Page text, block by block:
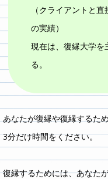
（クライアントと
の実績）
現在は、復縁大学を
る。
あなたが復縁や復縁するた
3分だけ時間をください。
復縁するためには、あなた